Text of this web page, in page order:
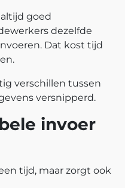
goed
dezelfde
Dat kost tijd
verschillen tussen
versnipperd.
invoer
tijd, maar zorgt ook